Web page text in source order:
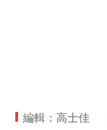
編輯：高士佳